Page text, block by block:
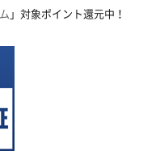
」対象ポイント還元中！